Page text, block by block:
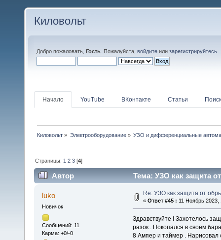
Киловольт
Добро пожаловать, Гость . Пожалуйста, войдите или зарегистрируйтесь
Начало YouTube ВКонтакте Статьи Поиск
Киловольт » Электрооборудование» УЗО и дифференциальные
Страницы: 1 2 3 [4]
Автор Тема: УЗО как защита
luko
Новичок
Сообщений: 11
Карма: +0/-0
Re: УЗО как защита от
« Ответ #45 : 11 Ноябрь 2023,
Здравствуйте ! Захотелось
разок . Покопался в своём
8 Ампер и таймер . Нарисовал